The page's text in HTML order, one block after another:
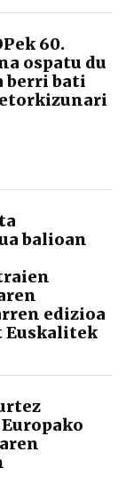
60.
ospatu du
berri bati
balioan
edizioa
Euskalitek